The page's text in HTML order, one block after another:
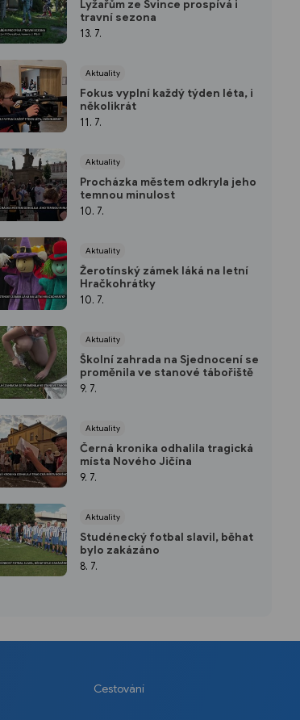
Lyžařům ze Svince prospívá i
travní sezona
13. 7.
Aktuality
Fokus vyplní každý týden léta, i
několikrát
11. 7.
Aktuality
Procházka městem odkryla jeho
temnou minulost
10. 7.
Aktuality
Žerotínský zámek láká na letní
Hračkohrátky
10. 7.
Aktuality
Školní zahrada na Sjednocení se
proměnila ve stanové tábořiště
9. 7.
Aktuality
Černá kronika odhalila tragická
místa Nového Jičína
9. 7.
Aktuality
Studénecký fotbal slavil, běhat
bylo zakázáno
8. 7.
Cestování